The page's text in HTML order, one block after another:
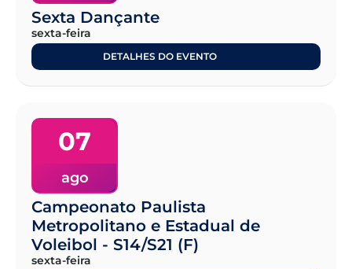
Sexta Dançante
sexta-feira
DETALHES DO EVENTO
07
ago
Campeonato Paulista
Metropolitano e Estadual de
Voleibol - S14/S21 (F)
sexta-feira